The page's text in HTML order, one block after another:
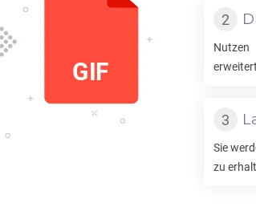
Sie
zu